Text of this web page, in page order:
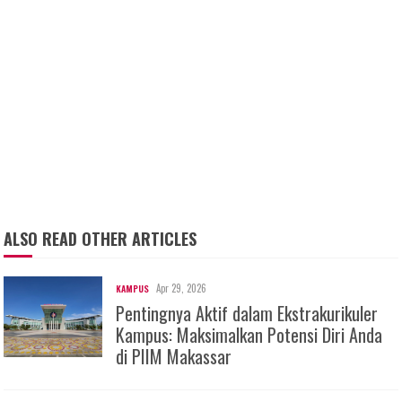
ALSO READ OTHER ARTICLES
KAMPUS Apr 29, 2026
Pentingnya Aktif dalam Ekstrakurikuler
Kampus: Maksimalkan Potensi Diri Anda
di PIIM Makassar